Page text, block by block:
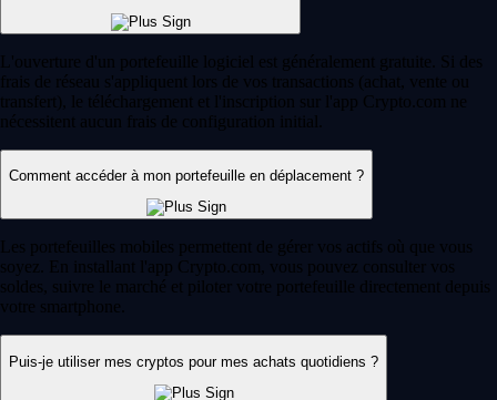
L'ouverture d'un portefeuille logiciel est généralement gratuite. Si des
frais de réseau s'appliquent lors de vos transactions (achat, vente ou
transfert), le téléchargement et l'inscription sur l'app Crypto.com ne
nécessitent aucun frais de configuration initial.
Comment accéder à mon portefeuille en déplacement ?
Les portefeuilles mobiles permettent de gérer vos actifs où que vous
soyez. En installant l'app Crypto.com, vous pouvez consulter vos
soldes, suivre le marché et piloter votre portefeuille directement depuis
votre smartphone.
Puis-je utiliser mes cryptos pour mes achats quotidiens ?